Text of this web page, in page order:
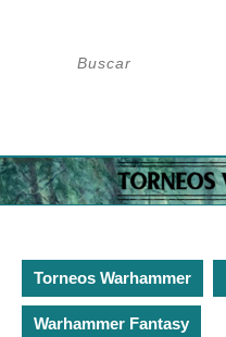
Torneos Warhammer
Warhammer Fantasy